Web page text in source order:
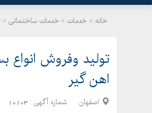
خانه > خدمات > خدمات ساختمانی >
تولید وفروش
اهن گیر
اصفهان شماره آگهی : 10103